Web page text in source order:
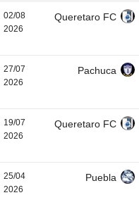
02/08
2026
Queretaro FC
27/07
2026
Pachuca
19/07
2026
Queretaro FC
25/04
2026
Puebla